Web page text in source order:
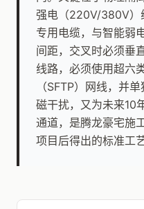
强电（220V/380V）
专用电缆，与智能弱
间距，交叉时必须垂
线路，必须使用超六
（SFTP）网线，并
磁干扰，又为未来10
通道，是腾龙豪宅施
项目后得出的标准工艺